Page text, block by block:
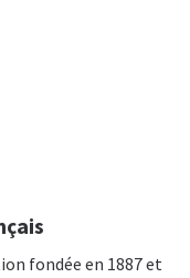
fondée en 1887 et